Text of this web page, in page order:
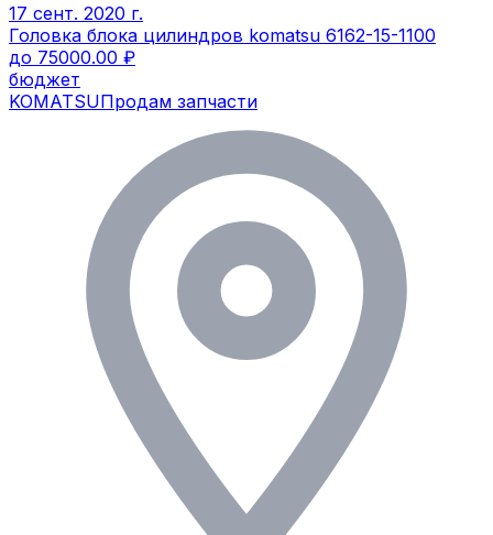
17 сент. 2020 г.
Головка блока цилиндров komatsu 6162-15-1100
до 75000.00 ₽
бюджет
KOMATSUПродам запчасти